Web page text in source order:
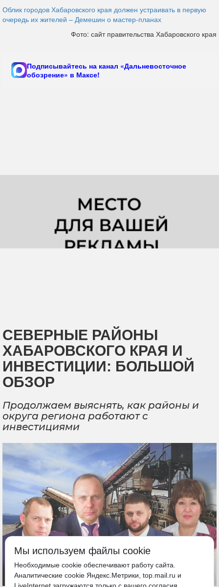
Облик городов Хабаровского края должен устраивать в первую
очередь их жителей – Демешин о мастер-планах
Фото: сайт правительства Хабаровского края
Подписывайтесь на канал «Дальневосточное
обозрение» в Максе!
СЕВЕРНЫЕ РАЙОНЫ
ХАБАРОВСКОГО КРАЯ И
ИНВЕСТИЦИИ: БОЛЬШОЙ
ОБЗОР
Продолжаем выяснять, как районы и
округа региона работают с
инвестициями
Мы используем файлы cookie
Необходимые cookie обеспечивают работу сайта.
Аналитические cookie Яндекс.Метрики, top.mail.ru и